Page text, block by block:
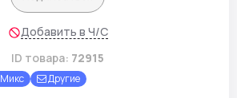
Добавить в Ч/С
ID товара: 72915
Микс Другие